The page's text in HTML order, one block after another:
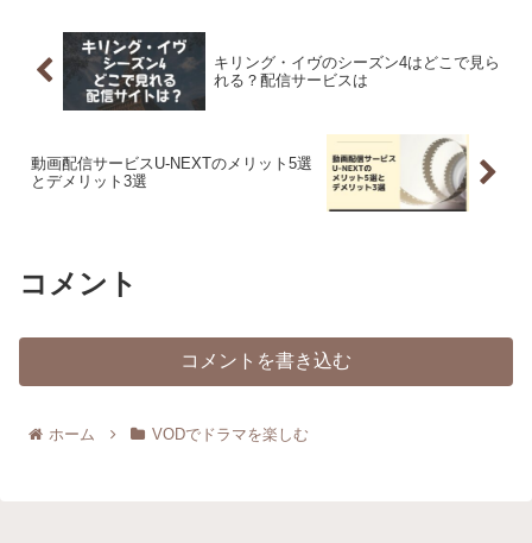
キリング・イヴのシーズン4はどこで見ら
れる？配信サービスは
動画配信サービスU-NEXTのメリット5選
とデメリット3選
コメント
コメントを書き込む
ホーム VODでドラマを楽しむ